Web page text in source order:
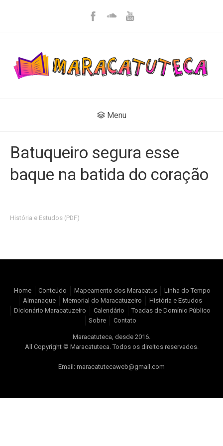
Menu
Batuqueiro segura esse
baque na batida do coração
História e Estudos (PDF)
Home Conteúdo Mapeamento dos Maracatus
Linha do Tempo
Almanaque
Memorial do Maracatuzeiro
História e Estudos
Dicionário Maracatuzeiro
Calendário
Toadas de Domínio Público
Sobre
Contato
Maracatuteca, desde 2016.
All Copyright © Maracatuteca. Todos os direitos reservados.
Email: maracatutecaweb@gmail.com